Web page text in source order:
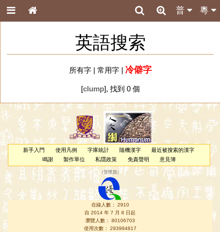
粵
普
英語搜索
所有字| 常用字| 冷僻字
[clump], 找到 0 個
新手入門 使用凡例 字庫統計 隨機漢字
最近被搜索的漢字
鳴謝
製作單位 私隱政策 免責聲明 意見簿
（管理員 ）
在線人數： 2910
自 2014 年 7 月 8 日起
瀏覽人數： 80106703
使用次數： 293994817